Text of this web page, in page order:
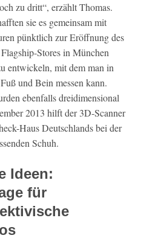
zu dritt“, erzählt Thomas.
sie es gemeinsam mit
pünktlich zur Eröffnung des
Stores in München
entwickeln, mit dem man in
und Bein messen kann.
ebenfalls dreidimensional
2013 hilft der 3D-Scanner
Haus Deutschlands bei der
Schuh.
Ideen:
für